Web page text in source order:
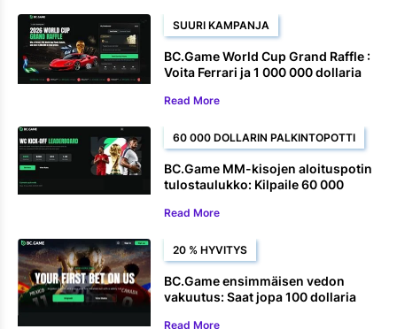
SUURI KAMPANJA
BC.Game World Cup Grand Raffle :
Voita Ferrari ja 1 000 000 dollaria
Read More
60 000 DOLLARIN PALKINTOPOTTI
BC.Game MM-kisojen aloituspotin
tulostaulukko: Kilpaile 60 000
Read More
20 % HYVITYS
BC.Game ensimmäisen vedon
vakuutus: Saat jopa 100 dollaria
Read More